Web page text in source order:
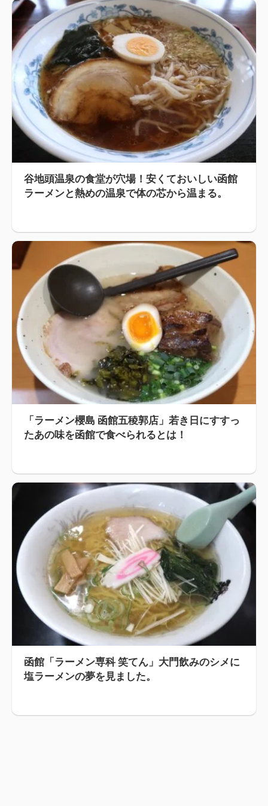
谷地頭温泉の食堂が穴場！安くておいしい函館
ラーメンと熱めの温泉で体の芯から温まる。
「ラーメン櫻島 函館五稜郭店」若き日にすすっ
たあの味を函館で食べられるとは！
函館「ラーメン専科 笑てん」大門飲みのシメに
塩ラーメンの夢を見ました。